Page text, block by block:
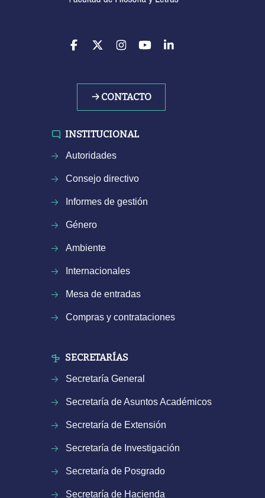
→ CONTACTO
INSTITUCIONAL
Autoridades
Consejo directivo
Informes de gestión
Género
Ambiente
Internacionales
Mesa de entradas
Compras y contrataciones
SECRETARÍAS
Secretaría General
Secretaría de Asuntos Académicos
Secretaría de Extensión
Secretaría de Investigación
Secretaría de Posgrado
Secretaría de Hacienda